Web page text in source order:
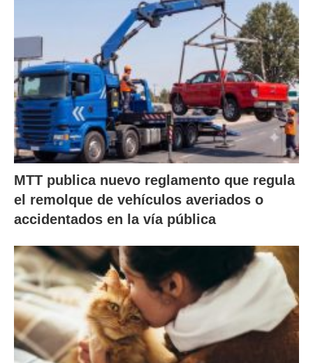
MTT publica nuevo reglamento que regula
el remolque de vehículos averiados o
accidentados en la vía pública